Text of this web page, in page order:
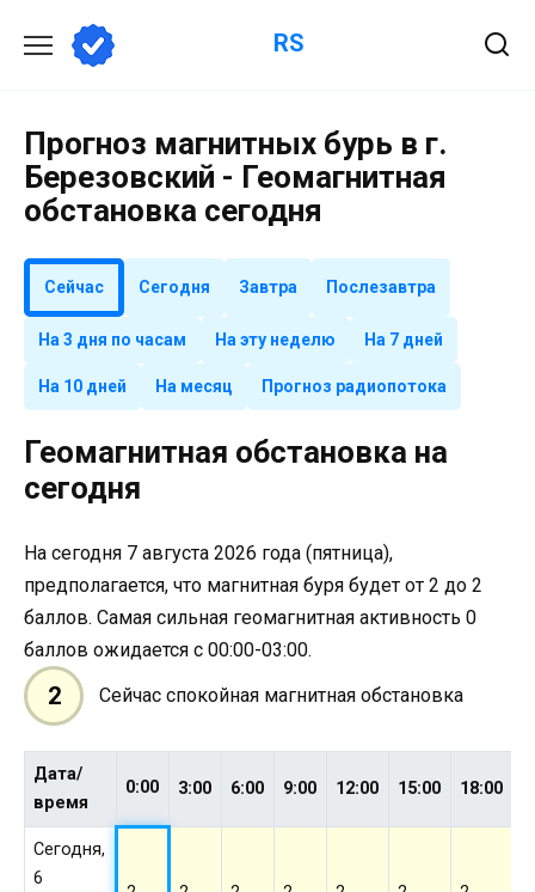
содержанию
RS
Прогноз магнитных бурь в г.
Березовский - Геомагнитная
обстановка сегодня
Сейчас Сегодня Завтра Послезавтра
На 3 дня по часам На эту неделю На 7 дней
На 10 дней На месяц Прогноз радиопотока
Геомагнитная обстановка на
сегодня
На сегодня 7 августа 2026 года (пятница),
предполагается, что магнитная буря будет от 2 до 2
баллов. Самая сильная геомагнитная активность 0
баллов ожидается с 00:00-03:00.
2 Сейчас спокойная магнитная обстановка
Дата/
время
0:00 3:00 6:00 9:00 12:00 15:00 18:00
Сегодня,
6